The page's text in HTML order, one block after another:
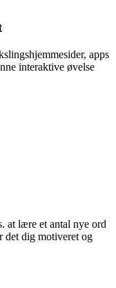
apps
interaktive øvelse
at lære et antal nye ord
det dig motiveret og